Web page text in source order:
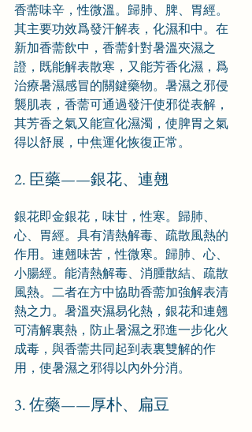
香薷味辛，性微溫。歸肺、脾、胃經。
其主要功效爲發汗解表，化濕和中。在
新加香薷飲中，香薷針對暑溫夾濕之
證，既能解表散寒，又能芳香化濕，爲
治療暑濕感冒的關鍵藥物。暑濕之邪侵
襲肌表，香薷可通過發汗使邪從表解，
其芳香之氣又能宣化濕濁，使脾胃之氣
得以舒展，中焦運化恢復正常。
2. 臣藥——銀花、連翹
銀花即金銀花，味甘，性寒。歸肺、
心、胃經。具有清熱解毒、疏散風熱的
作用。連翹味苦，性微寒。歸肺、心、
小腸經。能清熱解毒、消腫散結、疏散
風熱。二者在方中協助香薷加強解表清
熱之力。暑溫夾濕易化熱，銀花和連翹
可清解裏熱，防止暑濕之邪進一步化火
成毒，與香薷共同起到表裏雙解的作
用，使暑濕之邪得以內外分消。
3. 佐藥——厚朴、扁豆